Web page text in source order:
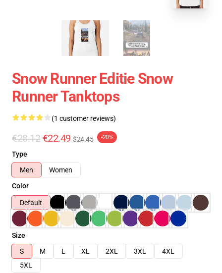
Snow Runner Editie Snow
Runner Tanktops
(1 customer reviews)
€28.12 €22.49 $24.45 -20%
Type
Men
Women
Color
Default
Size
S
M L XL 2XL 3XL
4XL
5XL